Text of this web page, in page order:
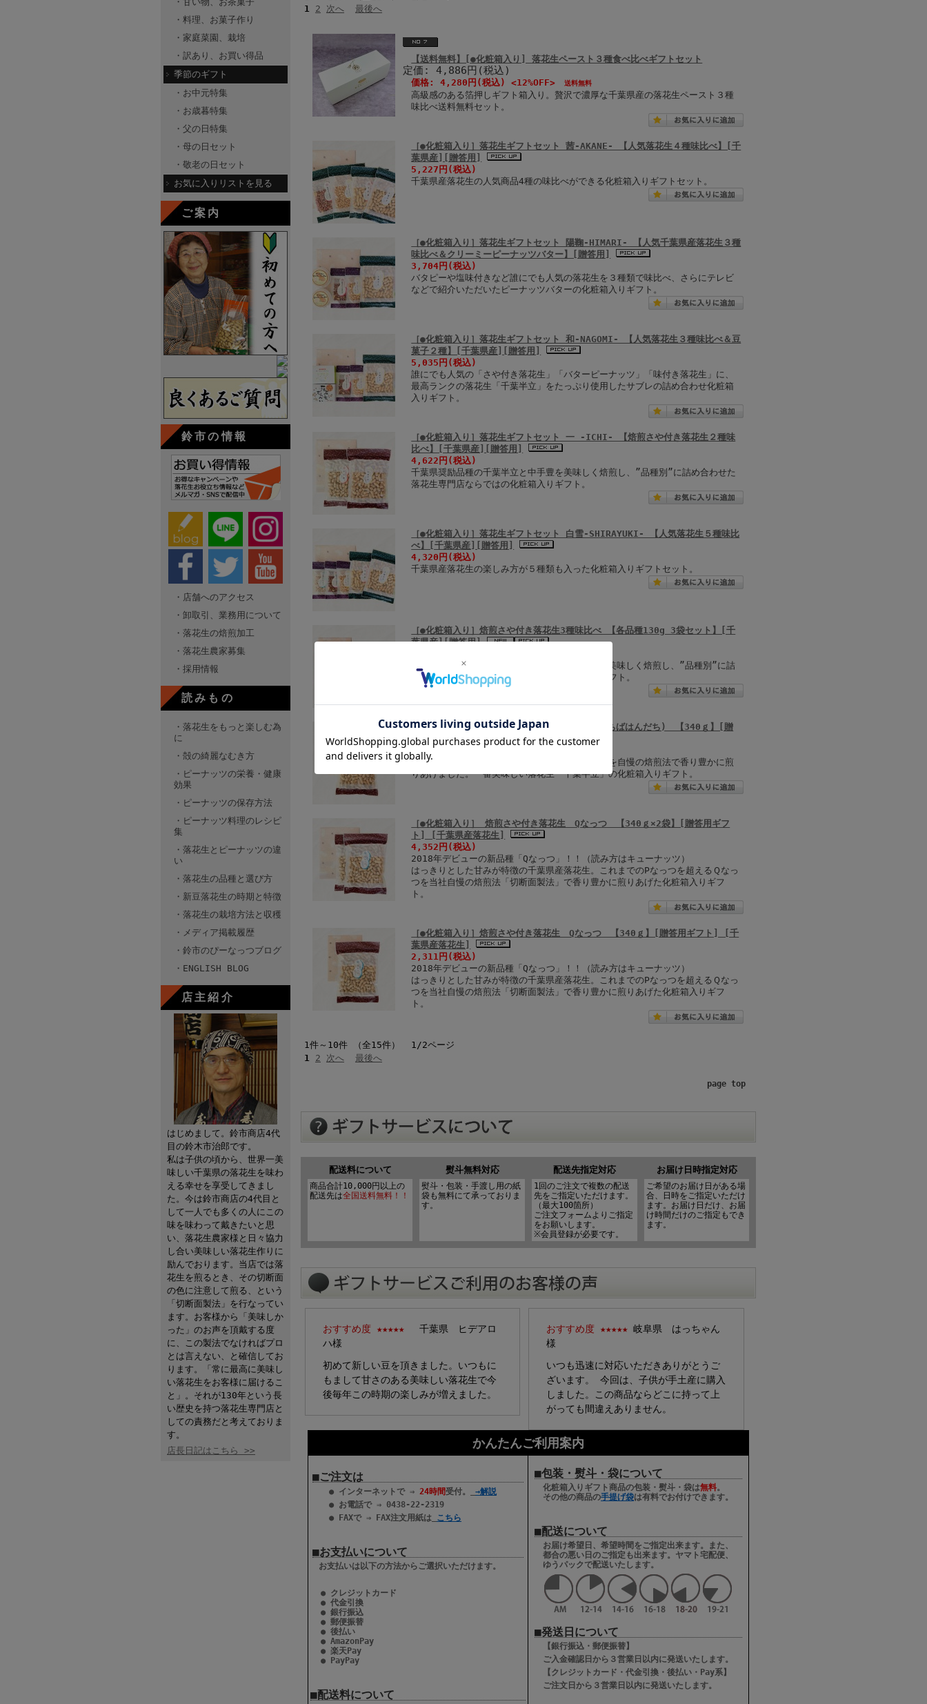
・料理、お菓子作り
・家庭菜園、栽培
・訳あり、お買い得品
季節のギフト
・お中元特集
・お歳暮特集
・父の日特集
・母の日セット
・敬老の日セット
お気に入りリストを見る
ご案内
鈴市の情報
・店舗へのアクセス
・卸取引、業務用について
・落花生の焙煎加工
・落花生農家募集
・採用情報
読みもの
・落花生をもっと楽しむ為
に
・殻の綺麗なむき方
・ピーナッツの栄養・健康
効果
・ピーナッツの保存方法
・ピーナッツ料理のレシピ
集
・落花生とピーナッツの違
い
・落花生の品種と選び方
・新豆落花生の時期と特徴
・落花生の栽培方法と収穫
・メディア掲載履歴
・鈴市のぴーなっつブログ
・ENGLISH BLOG
店主紹介
はじめまして。鈴市商店4代
目の鈴木市治郎です。
私は子供の頃から、世界一美
味しい千葉県の落花生を味わ
える幸せを享受してきまし
た。今は鈴市商店の4代目と
して一人でも多くの人にこの
味を味わって戴きたいと思
い、落花生農家様と日々協力
し合い美味しい落花生作りに
励んでおります。当店では落
花生を煎るとき、その切断面
の色に注意して煎る、という
「切断面製法」を行なってい
ます。お客様から「美味しか
った」のお声を頂戴する度
に、この製法でなければプロ
とは言えない、と確信してお
ります。「常に最高に美味し
い落花生をお客様に届けるこ
と」。それが130年という長
い歴史を持つ落花生専門店と
しての責務だと考えておりま
す。
店長日記はこちら >>
1 2 次へ 最後へ
【送料無料】[●化粧箱入り] 落花生ペースト３種食べ比べギフトセット
定価: 4,886円(税込)
価格:4,280円 (税込) <12%OFF> 送料無料
高級感のある箔押しギフト箱入り。贅沢で濃厚な千葉県産の落花生ペースト３種
味比べ送料無料セット。
［●化粧箱入り］落花生ギフトセット 茜-AKANE- 【人気落花生４種味比べ】[千
葉県産][贈答用]
5,227円 (税込)
千葉県産落花生の人気商品4種の味比べができる化粧箱入りギフトセット。
［●化粧箱入り］落花生ギフトセット 陽鞠-HIMARI- 【人気千葉県産落花生３種
味比べ＆クリーミーピーナッツバター】[贈答用]
3,704円 (税込)
バタピーや塩味付きなど誰にでも人気の落花生を３種類で味比べ、さらにテレビ
などで紹介いただいたピーナッツバターの化粧箱入りギフト。
［●化粧箱入り］落花生ギフトセット 和-NAGOMI- 【人気落花生３種味比べ＆豆
菓子２種】[千葉県産][贈答用]
5,035円 (税込)
誰にでも人気の「さや付き落花生」「バターピーナッツ」「味付き落花生」に、
最高ランクの落花生「千葉半立」をたっぷり使用したサブレの詰め合わせ化粧箱
入りギフト。
［●化粧箱入り］落花生ギフトセット 一 -ICHI- 【焙煎さや付き落花生２種味
比べ】[千葉県産][贈答用]
4,622円 (税込)
千葉県奨励品種の千葉半立と中手豊を美味しく焙煎し、”品種別”に詰め合わせた
落花生専門店ならではの化粧箱入りギフト。
［●化粧箱入り］落花生ギフトセット 白雪-SHIRAYUKI- 【人気落花生５種味比
べ】[千葉県産][贈答用]
4,320円 (税込)
千葉県産落花生の楽しみ方が５種類も入った化粧箱入りギフトセット。
［●化粧箱入り］焙煎さや付き落花生3種味比べ 【各品種130g 3袋セット】[千
葉県産][贈答用]
千葉県奨励品種の千葉半立と中手豊とＱなっつを美味しく焙煎し、”品種別”に詰
め合わせた落花生専門店ならではの化粧箱入りギフト。
［●化粧箱入り］焙煎さや付き落花生 千葉半立(ちばはんだち) 【340ｇ】[贈
答用ギフト] [千葉県産落花生]
2,646円
千葉県産落花生のなかでも最高品種「千葉半立」を自慢の焙煎法で香り豊かに煎
りあげました。一番美味しい落花生「千葉半立」の化粧箱入りギフト。
［●化粧箱入り］ 焙煎さや付き落花生 Qなっつ 【340ｇ×2袋】[贈答用ギフ
ト] [千葉県産落花生]
4,352円 (税込)
2018年デビューの新品種「Qなっつ」！！（読み方はキューナッツ）
はっきりとした甘みが特徴の千葉県産落花生。これまでのPなっつを超えるＱなっ
つを当社自慢の焙煎法「切断面製法」で香り豊かに煎りあげた化粧箱入りギフ
ト。
［●化粧箱入り］焙煎さや付き落花生 Qなっつ 【340ｇ】[贈答用ギフト] [千
葉県産落花生]
2,311円 (税込)
2018年デビューの新品種「Qなっつ」！！（読み方はキューナッツ）
はっきりとした甘みが特徴の千葉県産落花生。これまでのPなっつを超えるＱなっ
つを当社自慢の焙煎法「切断面製法」で香り豊かに煎りあげた化粧箱入りギフ
ト。
1件～10件 （全15件） 1/2ページ
1 2 次へ 最後へ
page top
配送料について
商品合計10,000円以上の
配送先は全国送料無料！！
熨斗無料対応
熨斗・包装・手渡し用の紙
袋も無料にて承っておりま
す。
配送先指定対応
1回のご注文で複数の配送
先をご指定いただけます。
（最大100箇所）
ご注文フォームよりご指定
をお願いします。
※会員登録が必要です。
お届け日時指定対応
ご希望のお届け日がある場
合、日時をご指定いただけ
ます。お届け日だけ、お届
け時間だけのご指定もでき
ます。
おすすめ度 ★★★★★ 千葉県 ヒデアロ
ハ様
初めて新しい豆を頂きました。いつもに
もまして甘さのある美味しい落花生で今
後毎年この時期の楽しみが増えました。
おすすめ度 ★★★★★ 岐阜県 はっちゃん
様
いつも迅速に対応いただきありがとうご
ざいます。 今回は、子供が手土産に購入
しました。この商品ならどこに持って上
がっても間違えありません。
かんたんご利用案内
■ご注文は
● インターネットで ⇒ 24時間 受付。
→解説
● お電話で ⇒ 0438-22-2319
● FAXで ⇒ FAX注文用紙は こちら
■お支払いについて
お支払いは以下の方法からご選択いただけます。
● クレジットカード
● 代金引換
● 銀行振込
● 郵便振替
● 後払い
● AmazonPay
● 楽天Pay
● PayPay
■配送料について
■包装・熨斗・袋について
化粧箱入りギフト商品の包装・熨斗・袋は無料。
その他の商品の手提げ袋は有料でお付けできます。
■配送について
お届け希望日、希望時間をご指定出来ます。また、
都合の悪い日のご指定も出来ます。ヤマト宅配便、
ゆうパックで配送いたします。
■発送日について
【銀行振込・郵便振替】
ご入金確認日から３営業日以内に発送いたします。
【クレジットカード・代金引換・後払い・Pay系】
ご注文日から３営業日以内に発送いたします。